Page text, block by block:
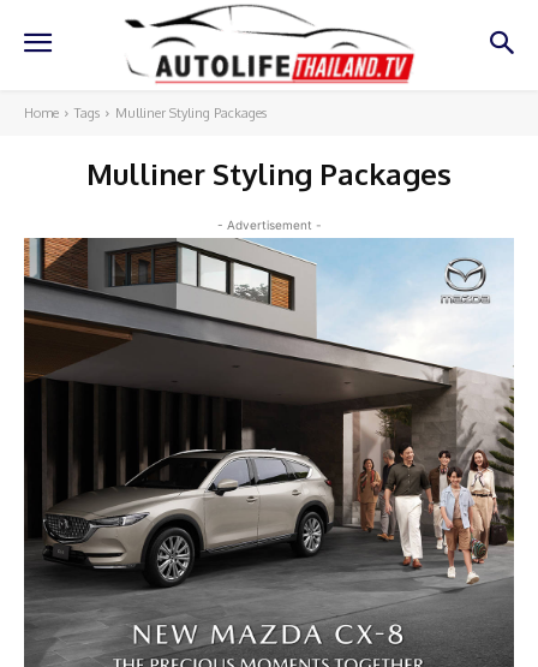
Home Tags Mulliner Styling Packages
Mulliner Styling Packages
- Advertisement -